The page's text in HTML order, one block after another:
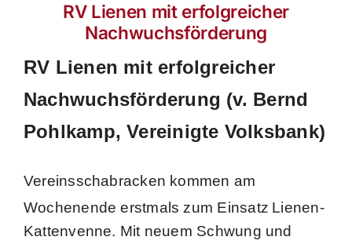
RV Lienen mit erfolgreicher
Nachwuchsförderung
RV Lienen mit erfolgreicher
Nachwuchsförderung (v. Bernd
Pohlkamp, Vereinigte Volksbank)
Vereinsschabracken kommen am
Wochenende erstmals zum Einsatz Lienen-
Kattenvenne. Mit neuem Schwung und